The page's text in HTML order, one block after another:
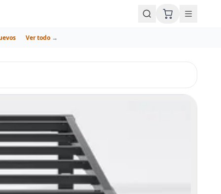
Ver todo →